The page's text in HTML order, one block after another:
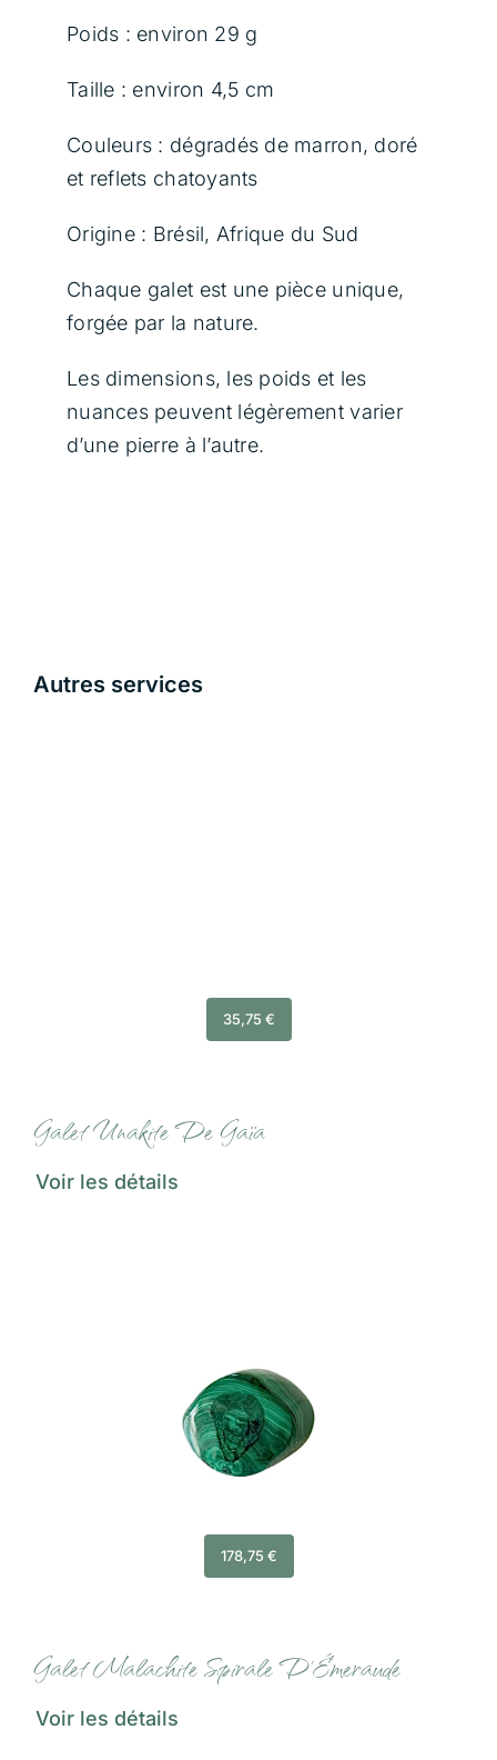
Poids : environ 29 g
Taille : environ 4,5 cm
Couleurs : dégradés de marron, doré
et reflets chatoyants
Origine : Brésil, Afrique du Sud
Chaque galet est une pièce unique,
forgée par la nature.
Les dimensions, les poids et les
nuances peuvent légèrement varier
d’une pierre à l’autre.
Autres services
35,75 €
Galet Unakite De Gaïa
Voir les détails
178,75 €
Galet Malachite Spirale D’Émeraude
Voir les détails